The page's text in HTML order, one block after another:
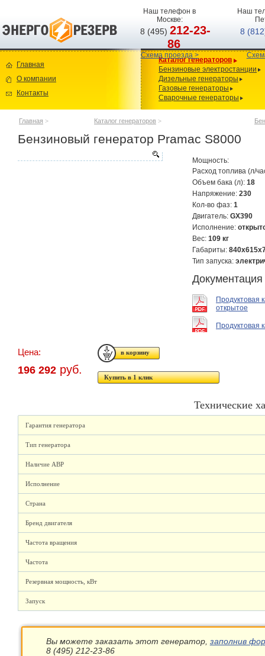
Наш телефон в
Москве:
8 (495)212-23-
86
Схема проезда >
Наш
8
Главная
О компании
Контакты
Каталог генераторов
Бензиновые электростанции
Дизельные генераторы
Газовые генераторы
Сварочные генераторы
Главная > Каталог генераторов >
Бензиновый генератор Pramac S8000
Мощность:
Расход топлива (л/
Объем бака (л): 18
Напряжение: 230
Кол-во фаз: 1
Двигатель: GX390
Исполнение:
Вес: 109 кг
Габариты:
Тип запуска:
Документация
Продуктовая
открытое
Продуктовая
Цена:
196 292 руб.
Купить в 1 клик
Технические
Гарантия генератора
Тип генератора
Наличие АВР
Исполнение
Страна
Бренд двигателя
Частота вращения
Частота
Резервная мощность, кВт
Запуск
Вы можете заказать этот генератор, заполнив
8 (495) 212-23-86